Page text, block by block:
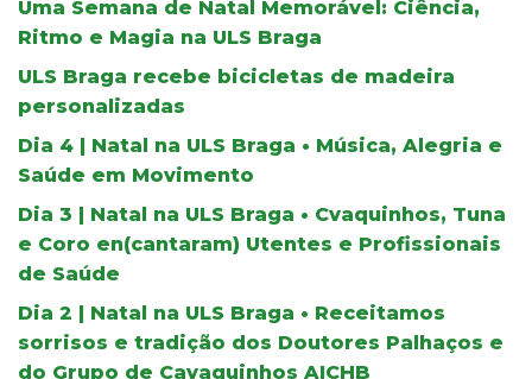
Uma Semana de Natal Memorável: Ciência,
Ritmo e Magia na ULS Braga
ULS Braga recebe bicicletas de madeira
personalizadas
Dia 4 | Natal na ULS Braga • Música, Alegria e
Saúde em Movimento
Dia 3 | Natal na ULS Braga • Cvaquinhos, Tuna
e Coro en(cantaram) Utentes e Profissionais
de Saúde
Dia 2 | Natal na ULS Braga • Receitamos
sorrisos e tradição dos Doutores Palhaços e
do Grupo de Cavaquinhos AICHB